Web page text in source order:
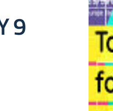
9